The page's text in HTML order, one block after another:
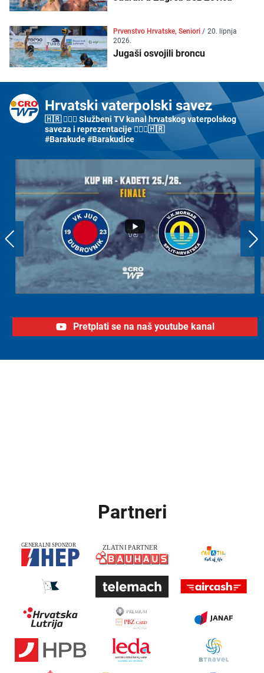
Prvenstvo Hrvatske, Seniori/ 20. lipnja
2026.
Jugaši osvojili broncu
Hrvatski vaterpolski savez
🇭🇷 🤽🏼‍♂️ Službeni TV kanal hrvatskog vaterpolskog
saveza i reprezentacije 🤽🏼‍♀️🇭🇷
#Barakude #Barakudice
Pretplati se na naš youtube kanal
Partneri